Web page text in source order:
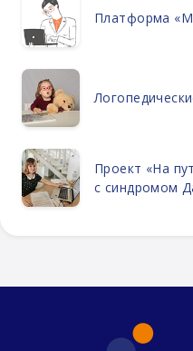
Платформа
Проект «На
с синдромом